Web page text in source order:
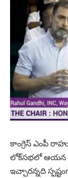
కాంగ్రెస్ ఎంపీ
లోక్‌స‌భ‌లో ఆయ‌న
ఇచ్చార‌న్న‌ది